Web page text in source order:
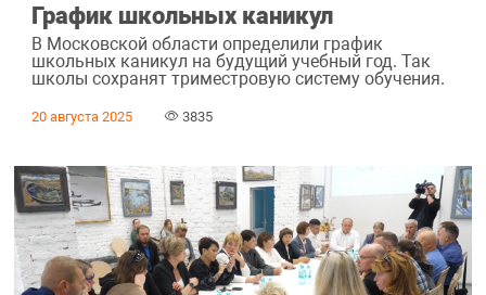
График школьных каникул
В Московской области определили график
школьных каникул на будущий учебный год. Так
школы сохранят триместровую систему обучения.
20 августа 2025 3835